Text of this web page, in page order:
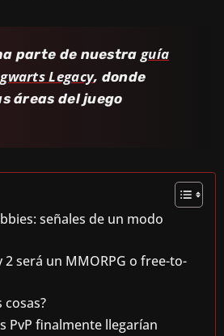
parte de nuestra guía
Legacy, donde
áreas del juego
señales de un modo
2 será un MMORPG o free-to-
cosas?
PvP finalmente llegarían